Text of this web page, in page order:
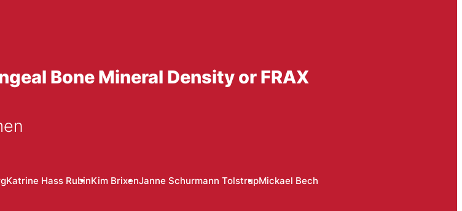
Bone Mineral Density or FRAX
Katrine Hass RubinKim BrixenJanne Schurmann TolstrupMickael Bech